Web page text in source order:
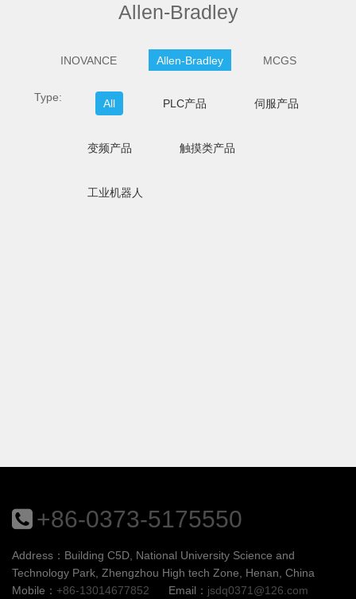
Allen-Bradley
INOVANCE Allen-Bradley MCGS
Type: All PLC产品 伺服产品
变频产品 触摸类产品
工业机器人
+86-0373-5175550
Address：Building C5D, National University Science and
Technology Park, Zhengzhou High tech Zone, Henan, China
Mobile： +86-13014677852 Email： jsdq0371@126.com